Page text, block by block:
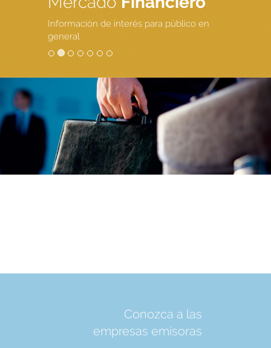
Información de interés para público en
general
Conozca a las
empresas emisoras